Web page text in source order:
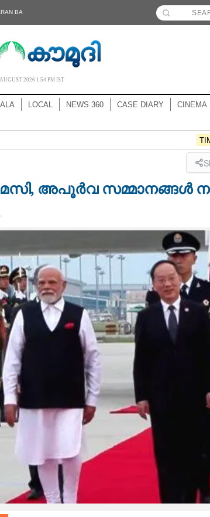
BA
2026 1.54 PM IST
LOCAL NEWS 360 CASE DIARY CINEMA
അപൂർവ സമ്മാനങ്ങൾ